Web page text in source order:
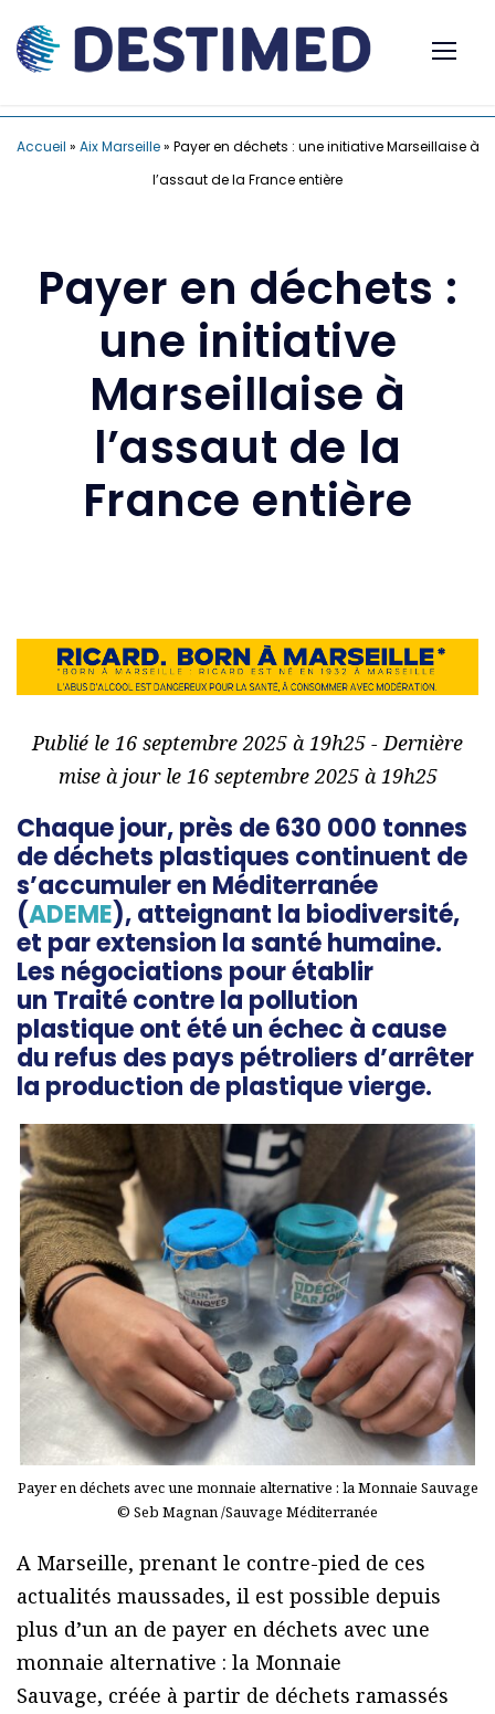
Accueil » Aix Marseille» Payer en déchets : une initiative Marseillaise à
l’assaut de la France entière
Payer en déchets :
une initiative
Marseillaise à
l’assaut de la
France entière
Publié le 16 septembre 2025 à 19h25 - Dernière
mise à jour le 16 septembre 2025 à 19h25
Chaque jour, près de 630 000 tonnes
de déchets plastiques continuent de
s’accumuler en Méditerranée
(ADEME), atteignant la biodiversité,
et par extension la santé humaine.
Les négociations pour établir
un Traité contre la pollution
plastique ont été un échec à cause
du refus des pays pétroliers d’arrêter
la production de plastique vierge.
Payer en déchets avec une monnaie alternative : la Monnaie Sauvage
© Seb Magnan /Sauvage Méditerranée
A Marseille, prenant le contre-pied de ces
actualités maussades, il est possible depuis
plus d’un an de payer en déchets avec une
monnaie alternative : la Monnaie
Sauvage, créée à partir de déchets ramassés